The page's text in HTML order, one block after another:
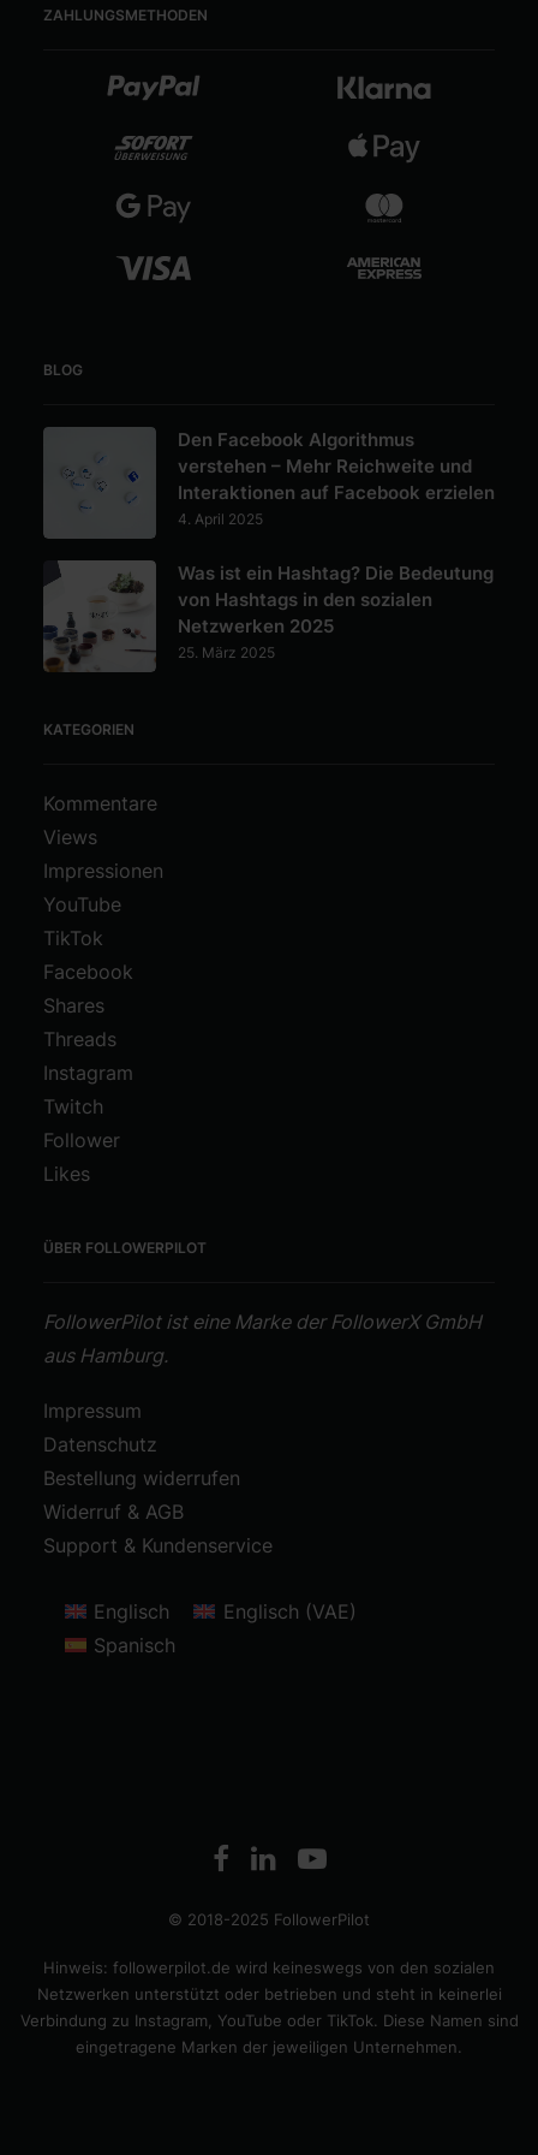
der
werden
werden
ZAHLUNGSMETHODEN
BLOG
Den Facebook Algorithmus
verstehen – Mehr Reichweite und
Interaktionen auf Facebook erzielen
4. April 2025
Was ist ein Hashtag? Die Bedeutung
von Hashtags in den sozialen
Netzwerken 2025
25. März 2025
KATEGORIEN
Kommentare
Views
Impressionen
YouTube
TikTok
Facebook
Shares
Threads
Instagram
Twitch
Follower
Likes
ÜBER FOLLOWERPILOT
FollowerPilot ist eine Marke der FollowerX GmbH
aus Hamburg.
Impressum
Datenschutz
Bestellung widerrufen
Widerruf & AGB
Support & Kundenservice
Englisch
Englisch (VAE)
Spanisch
© 2018-2025 FollowerPilot
Hinweis: followerpilot.de wird keineswegs von den sozialen
Netzwerken unterstützt oder betrieben und steht in keinerlei
Verbindung zu Instagram, YouTube oder TikTok. Diese Namen sind
eingetragene Marken der jeweiligen Unternehmen.